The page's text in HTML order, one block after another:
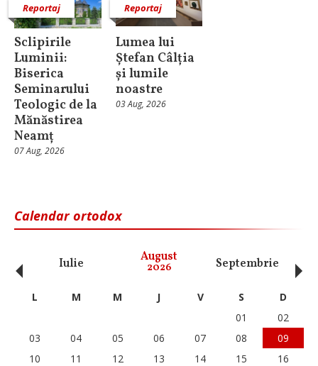
Reportaj
Sclipirile
Luminii:
Biserica
Seminarului
Teologic de la
Mănăstirea
Neamț
07 Aug, 2026
Reportaj
Lumea lui
Ștefan Câlția
și lumile
noastre
03 Aug, 2026
Calendar ortodox
Iulie August
2026 Septembrie
‹ L M M J V S
D
01
02
03
04 05 06 07 08
09
10
11 12 13 14 15
16